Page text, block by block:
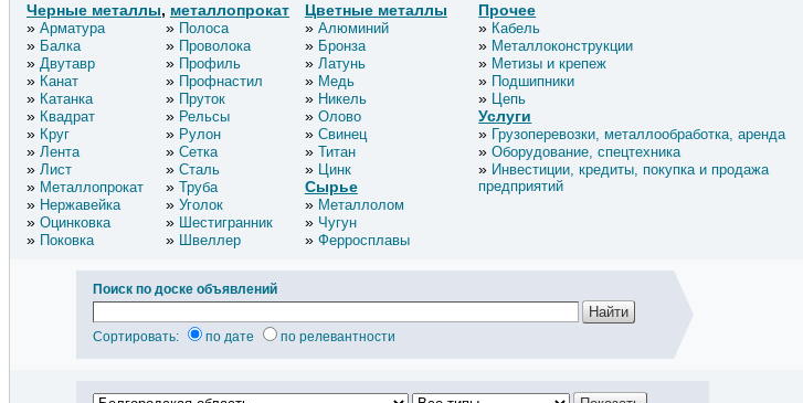
Черные металлы, металлопрокат
Арматура
Балка
Двутавр
Канат
Катанка
Квадрат
Круг
Лента
Лист
Металлопрокат
Нержавейка
Оцинковка
Поковка
Полоса
Проволока
Профиль
Профнастил
Пруток
Рельсы
Рулон
Сетка
Сталь
Труба
Уголок
Шестигранник
Швеллер
Цветные металлы
Алюминий
Бронза
Латунь
Медь
Никель
Олово
Свинец
Титан
Цинк
Сырье
Металлолом
Чугун
Ферросплавы
Прочее
Кабель
Металлоконструкции
Метизы и крепеж
Подшипники
Цепь
Услуги
Грузоперевозки, металлообработка, аренда
Оборудование, спецтехника
Инвестиции, кредиты, покупка и продажа
предприятий
Поиск по доске объявлений
Сортировать: по дате по релевантности